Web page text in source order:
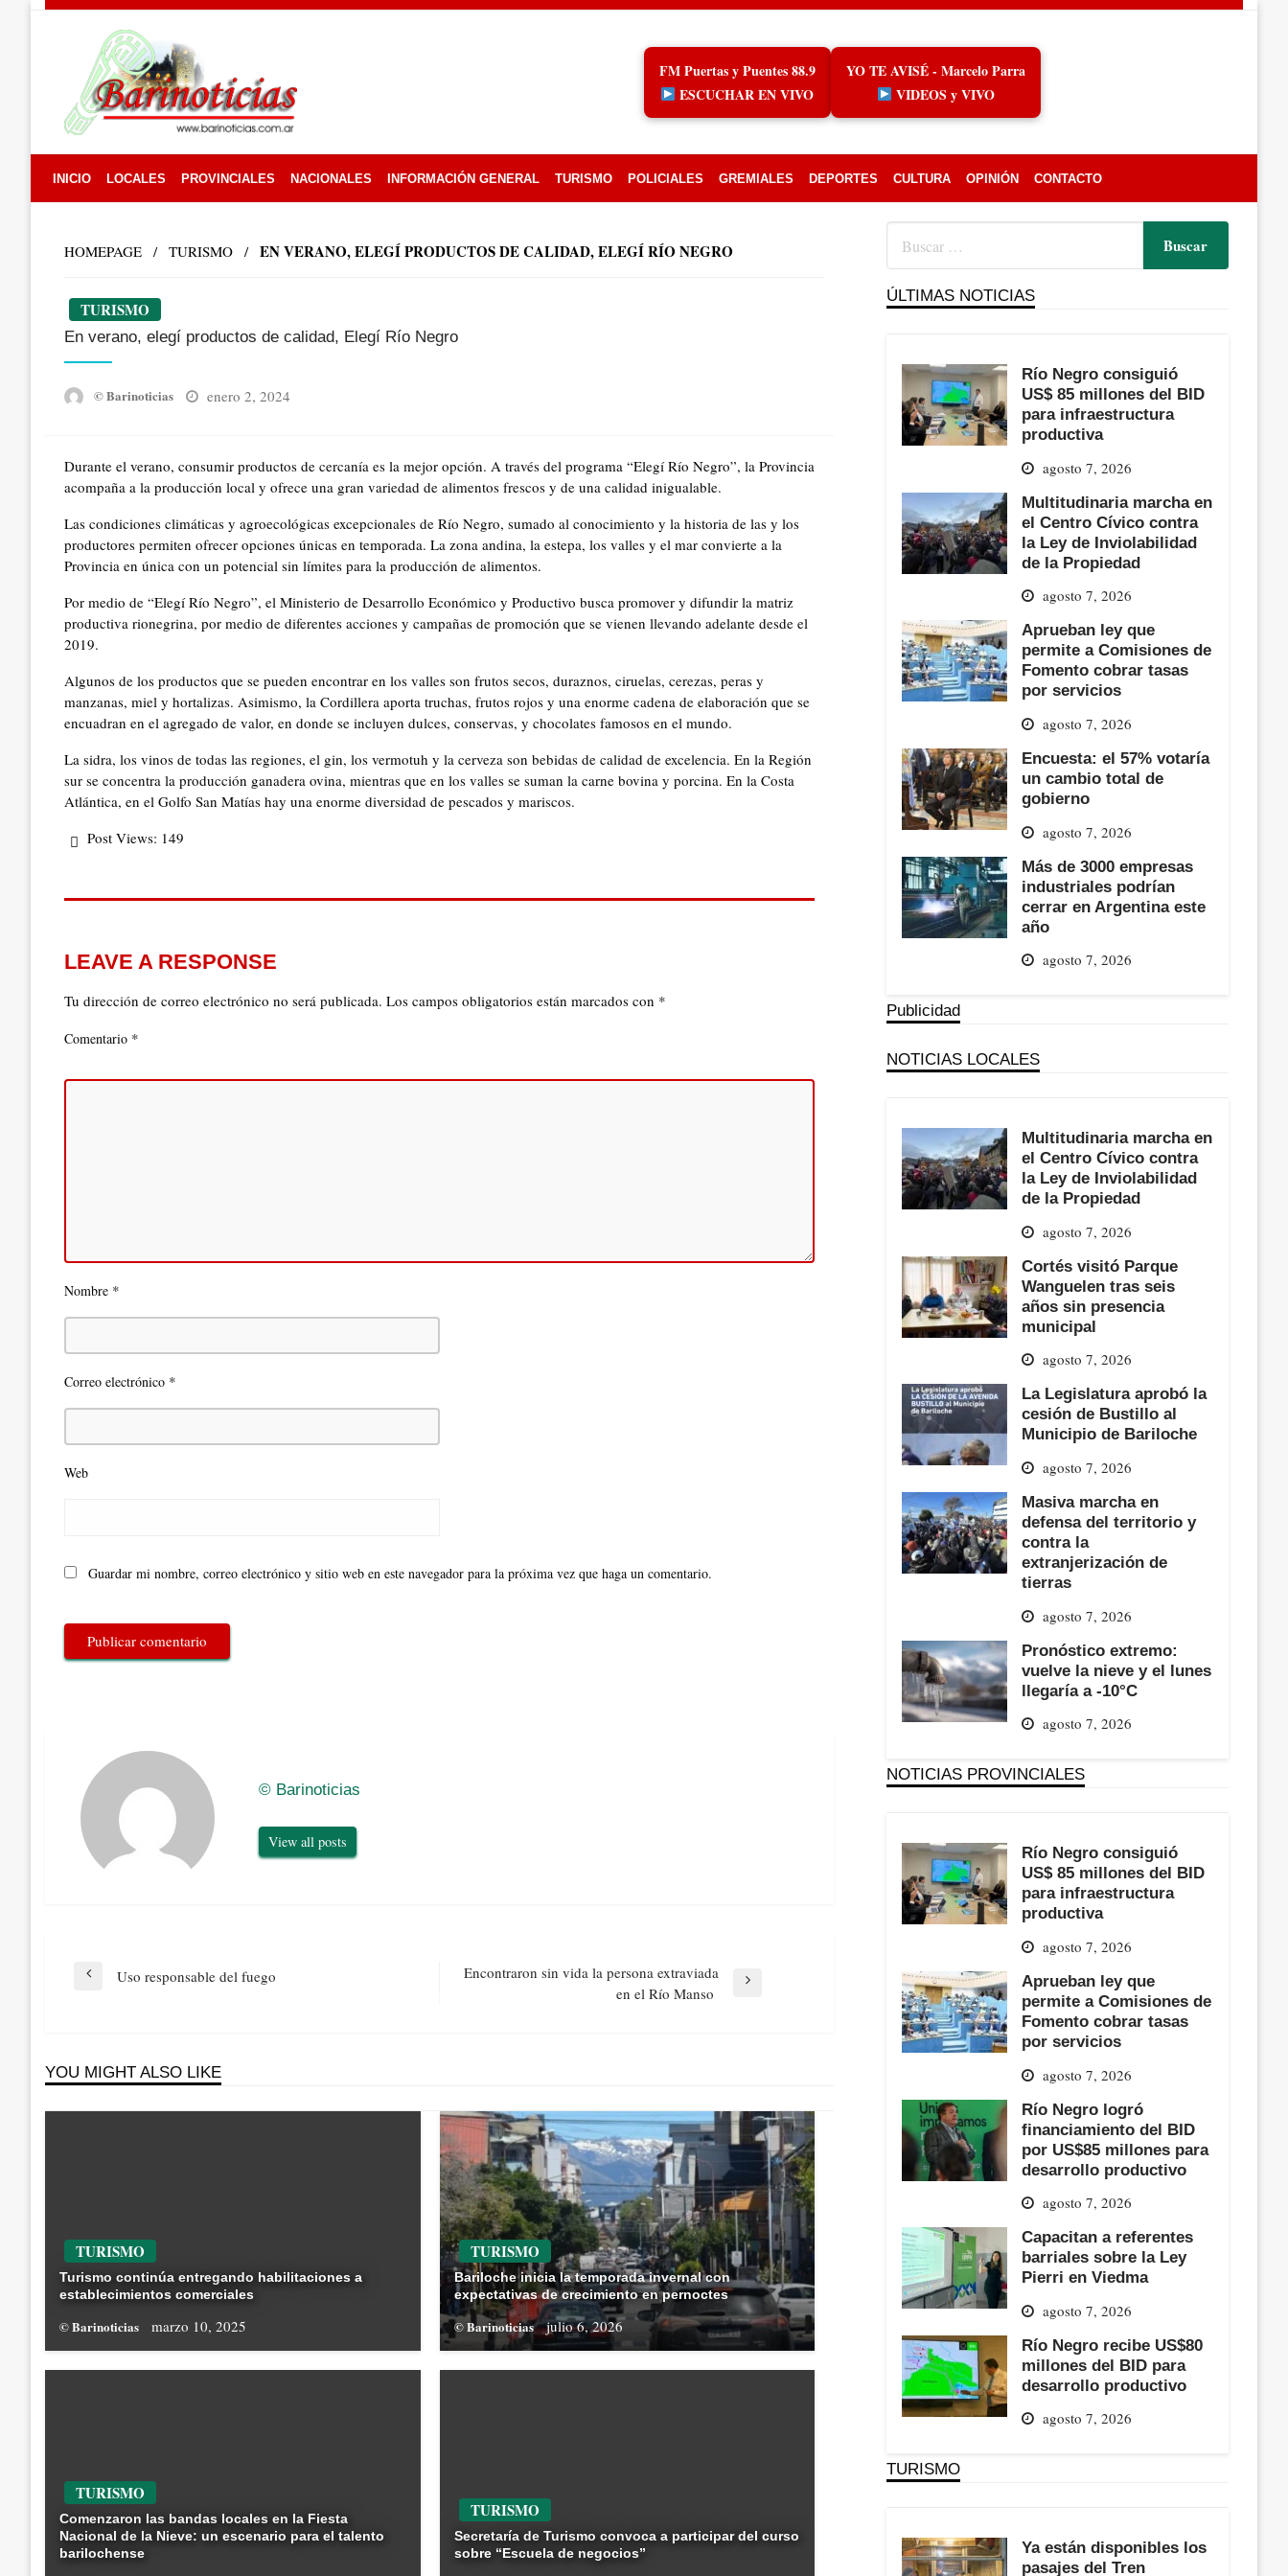
FM Puertas y Puentes 88.9
ESCUCHAR EN VIVO
YO TE AVISÉ - Marcelo Parra
VIDEOS y VIVO
INICIO LOCALES PROVINCIALES NACIONALES INFORMACIÓN GENERAL TURISMO POLICIALES GREMIALES DEPORTES CULTURA OPINIÓN CONTACTO
HOMEPAGE TURISMO EN VERANO, ELEGÍ PRODUCTOS DE CALIDAD, ELEGÍ RÍO NEGRO
TURISMO
En verano, elegí productos de calidad, Elegí Río Negro
© Barinoticias
Posted
enero 2, 2024
Durante el verano, consumir productos de cercanía es la mejor opción. A través del programa “Elegí Río Negro”, la Provincia
acompaña a la producción local y ofrece una gran variedad de alimentos frescos y de una calidad inigualable.
Las condiciones climáticas y agroecológicas excepcionales de Río Negro, sumado al conocimiento y la historia de las y los
productores permiten ofrecer opciones únicas en temporada. La zona andina, la estepa, los valles y el mar convierte a la
Provincia en única con un potencial sin límites para la producción de alimentos.
Por medio de “Elegí Río Negro”, el Ministerio de Desarrollo Económico y Productivo busca promover y difundir la matriz
productiva rionegrina, por medio de diferentes acciones y campañas de promoción que se vienen llevando adelante desde el
2019.
Algunos de los productos que se pueden encontrar en los valles son frutos secos, duraznos, ciruelas, cerezas, peras y
manzanas, miel y hortalizas. Asimismo, la Cordillera aporta truchas, frutos rojos y una enorme cadena de elaboración que se
encuadran en el agregado de valor, en donde se incluyen dulces, conservas, y chocolates famosos en el mundo.
La sidra, los vinos de todas las regiones, el gin, los vermotuh y la cerveza son bebidas de calidad de excelencia. En la Región
sur se concentra la producción ganadera ovina, mientras que en los valles se suman la carne bovina y porcina. En la Costa
Atlántica, en el Golfo San Matías hay una enorme diversidad de pescados y mariscos.
Post Views: 149
LEAVE A RESPONSE
Tu dirección de correo electrónico no será publicada. Los campos obligatorios están marcados con *
Comentario *
Nombre *
Correo electrónico *
Web
Guardar mi nombre, correo electrónico y sitio web en este navegador para la próxima vez que haga un comentario.
© Barinoticias
View all posts
Navegación
PreviousUso responsable del fuego
Encontraron sin vida la persona extraviada
en el Río Manso
YOU MIGHT ALSO LIKE
TURISMO
Turismo continúa entregando habilitaciones a
establecimientos comerciales
© Barinoticias marzo 10, 2025
TURISMO
Bariloche inicia la temporada invernal con
expectativas de crecimiento en pernoctes
© Barinoticias julio 6, 2026
TURISMO
Comenzaron las bandas locales en la Fiesta
Nacional de la Nieve: un escenario para el talento
barilochense
TURISMO
Secretaría de Turismo convoca a participar del curso
sobre “Escuela de negocios”
ÚLTIMAS NOTICIAS
Río Negro consiguió
US$ 85 millones del BID
para infraestructura
productiva
agosto 7, 2026
Multitudinaria marcha en
el Centro Cívico contra
la Ley de Inviolabilidad
de la Propiedad
agosto 7, 2026
Aprueban ley que
permite a Comisiones de
Fomento cobrar tasas
por servicios
agosto 7, 2026
Encuesta: el 57% votaría
un cambio total de
gobierno
agosto 7, 2026
Más de 3000 empresas
industriales podrían
cerrar en Argentina este
año
agosto 7, 2026
Publicidad
NOTICIAS LOCALES
Multitudinaria marcha en
el Centro Cívico contra
la Ley de Inviolabilidad
de la Propiedad
agosto 7, 2026
Cortés visitó Parque
Wanguelen tras seis
años sin presencia
municipal
agosto 7, 2026
La Legislatura aprobó la
cesión de Bustillo al
Municipio de Bariloche
agosto 7, 2026
Masiva marcha en
defensa del territorio y
contra la
extranjerización de
tierras
agosto 7, 2026
Pronóstico extremo:
vuelve la nieve y el lunes
llegaría a -10°C
agosto 7, 2026
NOTICIAS PROVINCIALES
Río Negro consiguió
US$ 85 millones del BID
para infraestructura
productiva
agosto 7, 2026
Aprueban ley que
permite a Comisiones de
Fomento cobrar tasas
por servicios
agosto 7, 2026
Río Negro logró
financiamiento del BID
por US$85 millones para
desarrollo productivo
agosto 7, 2026
Capacitan a referentes
barriales sobre la Ley
Pierri en Viedma
agosto 7, 2026
Río Negro recibe US$80
millones del BID para
desarrollo productivo
agosto 7, 2026
TURISMO
Ya están disponibles los
pasajes del Tren